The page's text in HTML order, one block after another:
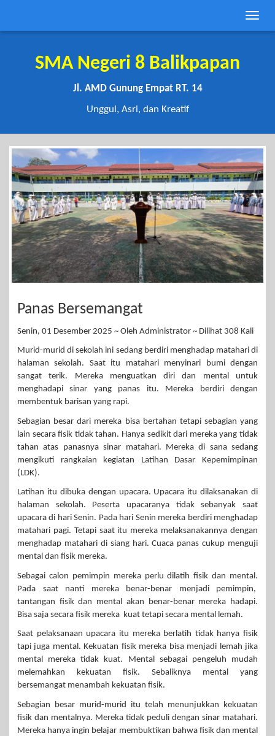
Toggle
SMA Negeri 8 Balikpapan
Jl. AMD Gunung Empat RT. 14
Unggul, Asri, dan Kreatif
Panas Bersemangat
Senin, 01 Desember 2025 ~ Oleh Administrator ~ Dilihat 308 Kali
Murid-murid di sekolah ini sedang berdiri menghadap matahari di
halaman sekolah. Saat itu matahari menyinari bumi dengan
sangat terik. Mereka menguatkan diri dan mental untuk
menghadapi sinar yang panas itu. Mereka berdiri dengan
membentuk barisan yang rapi.
Sebagian besar dari mereka bisa bertahan tetapi sebagian yang
lain secara fisik tidak tahan. Hanya sedikit dari mereka yang tidak
tahan atas panasnya sinar matahari. Mereka di sana sedang
mengikuti rangkaian kegiatan Latihan Dasar Kepemimpinan
(LDK).
Latihan itu dibuka dengan upacara. Upacara itu dilaksanakan di
halaman sekolah. Peserta upacaranya tidak sebanyak saat
upacara di hari Senin. Pada hari Senin mereka berdiri menghadap
matahari pagi. Tetapi saat itu mereka melaksanakannya dengan
menghadap matahari di siang hari. Cuaca panas cukup menguji
mental dan fisik mereka.
Sebagai calon pemimpin mereka perlu dilatih fisik dan mental.
Pada saat nanti mereka benar-benar menjadi pemimpin,
tantangan fisik dan mental akan benar-benar mereka hadapi.
Bisa saja secara fisik mereka kuat tetapi secara mental lemah.
Saat pelaksanaan upacara itu mereka berlatih tidak hanya fisik
tapi juga mental. Kekuatan fisik mereka bisa menjadi lemah jika
mental mereka tidak kuat. Mental sebagai pengeluh mudah
melemahkan kekuatan fisik. Sebaliknya mental yang
bersemangat menambah kekuatan fisik.
Sebagian besar murid-murid itu telah menunjukkan kekuatan
fisik dan mentalnya. Mereka tidak peduli dengan sinar matahari.
Mereka hanya ingin belajar membuktikan bahwa fisik dan mental